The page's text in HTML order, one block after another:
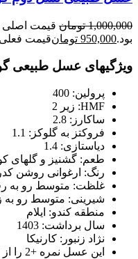
1,000,000 تومان
بود.950,000 تومانقیمت فعلی 950,000 تومان است.
ویژگیهای عسل طبیعی
پرولین: 400
HMF: زیر 2
ساکارز: 2.8
فروکتز به گلوکز: 1.1
دیاستازی: 1.4
طعم: گشنیز و گلهای
رنگ: ارغوانی روشن
غلظت: متوسط رو به
شیرینی: متوسط رو به
منطقه کندو: ایلام
سال برداشت: 1403
نژاد زنبور: کارنیکا
این عسل نمره +2 را از UHF دریافت نموده است.